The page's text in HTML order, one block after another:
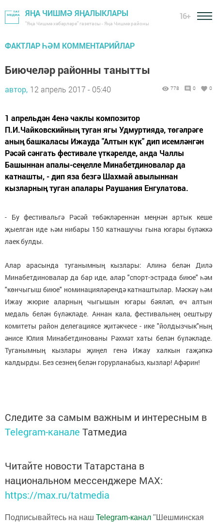
ЯҢА ЧИШМӘ ЯҢАЛЫКЛАРЫ
"Яңа Чишмә хәбәрләре" газетасы - Яңа Чишмә районы
16+
ФАКТЛАР ҺӘМ КОММЕНТАРИЙЛАР
Биючеләр районны танытты
автор, 12 апрель 2017 - 05:40 778 0 0
1 апрельдән 4енә чаклы композитор
П.И.Чайковскийның туган ягы Удмуртиядә, төгәлрәге
аның башкаласы Ижауда "Алтын күк" дип исемләнгән
Рәсәй сәнгать фестивале үткәрелде, анда Чаллы
Башыннан апалы-сеңелле Минабетдиновалар да
катнашты, - дип яза безгә Шахмай авылыннан
кызларның туган апалары Раушания Енгулатова.
- Бу фестивальгә Рәсәй төбәкләреннән меңнән артык кеше
җыелган иде һәм нибары 150 катнашучы гына югары бүләккә
лаек булды.
Алар арасында туганымның кызлары: Алинә белән Дилә
Минабетдиновалар да бар иде, алар "спорт-эстрада биюе" һәм
"көнчыгыш биюе" номинацияләрендә катнаштылар. Мәскәү һәм
Ижау жюрие аларның чыгышын югары бәяләп, өч алтын
медаль белән бүләкләде. Аннан кала, фестивальнең оештыру
комитеты район делегациясе җитәкчесе - ике "йолдызчык"ның
әнисе Юлия Минабетдинованы Рәхмәт хаты белән бүләкләде.
Туганымның кызлары җиңел генә Ижау халкын гаҗәпкә
калдырды. Без сезнең белән горурланабыз, кызлар! Афәрин!
Следите за самым важным и интересным в
Telegram-канале Татмедиа
Читайте новости Татарстана в
национальном мессенджере MАХ:
https://max.ru/tatmedia
Подписывайтесь на наш Telegram-канал "Шешминская